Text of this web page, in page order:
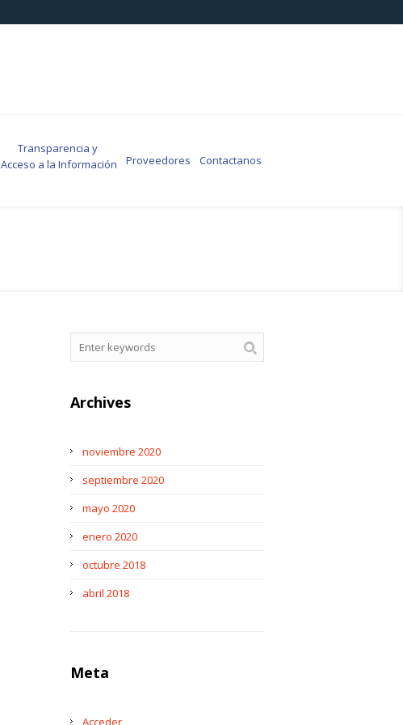
Transparencia y
Acceso a la Información
Proveedores Contactanos
Archives
noviembre 2020
septiembre 2020
mayo 2020
enero 2020
octubre 2018
abril 2018
Meta
Acceder